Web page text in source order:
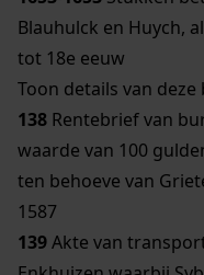
Blauhulck en Huych,
tot 18e eeuw
Toon details van
138 Rentebrief van
waarde van 100
ten behoeve van
1587
139Akte van